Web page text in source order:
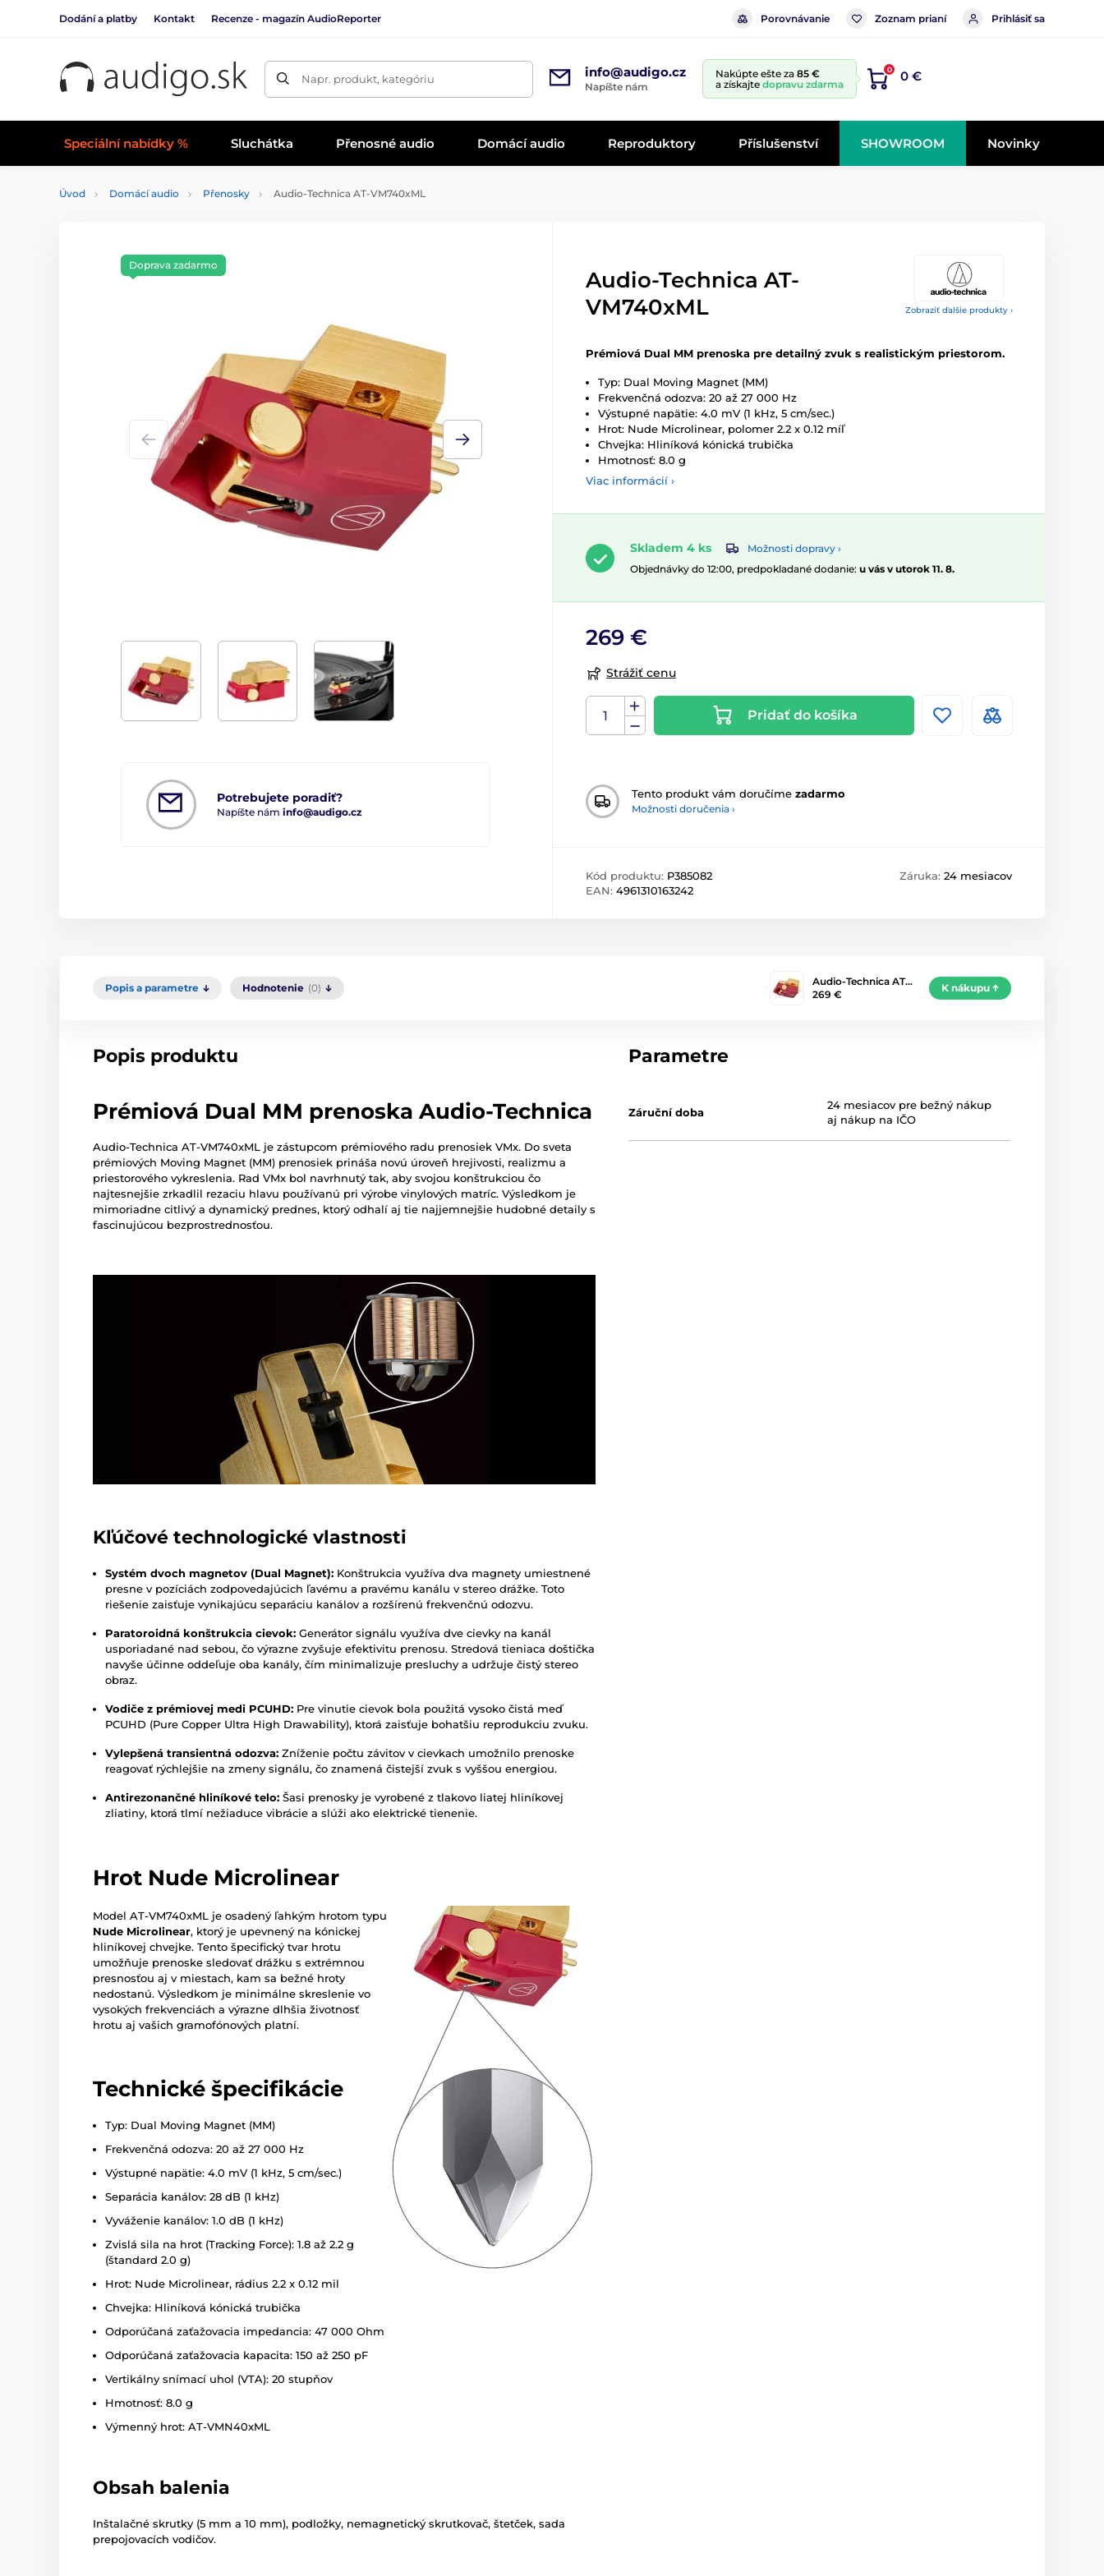
Dodání a platby Kontakt Recenze - magazín AudioReporter Porovnávanie Zoznam prianí Prihlásiť sa
Napr. produkt, kategóriu info@audigo.cz
Napíšte nám
Nakúpte ešte za 85 €
a získajte dopravu zdarma
0 0 €
Speciální nabídky % Sluchátka Přenosné audio Domácí audio Reproduktory Příslušenství SHOWROOM Novinky
Úvod Domácí audio Přenosky Audio-Technica AT-VM740xML
Zobraziť ďalšie produkty ›
Potrebujete poradiť?
Napíšte nám info@audigo.cz
Doprava zadarmo
Audio-Technica AT-
VM740xML
Prémiová Dual MM prenoska pre detailný zvuk s realistickým priestorom.
Typ: Dual Moving Magnet (MM)
Frekvenčná odozva: 20 až 27 000 Hz
Výstupné napätie: 4.0 mV (1 kHz, 5 cm/sec.)
Hrot: Nude Microlinear, polomer 2.2 x 0.12 míľ
Chvejka: Hliníková kónická trubička
Hmotnosť: 8.0 g
Viac informácií ›
Skladem 4 ks
Možnosti dopravy ›
Objednávky do 12:00, predpokladané dodanie: u vás v utorok 11. 8.
269 €
Strážiť cenu
Pridať do košíka
Tento produkt vám doručíme zadarmo
Možnosti doručenia ›
Kód produktu: P385082
EAN: 4961310163242
Záruka: 24 mesiacov
Popis a parametre Hodnotenie (0)
Audio-Technica AT…
269 €
K nákupu
Popis produktu
Prémiová Dual MM prenoska Audio-Technica
Audio-Technica AT-VM740xML je zástupcom prémiového radu prenosiek VMx. Do sveta
prémiových Moving Magnet (MM) prenosiek prináša novú úroveň hrejivosti, realizmu a
priestorového vykreslenia. Rad VMx bol navrhnutý tak, aby svojou konštrukciou čo
najtesnejšie zrkadlil rezaciu hlavu používanú pri výrobe vinylových matríc. Výsledkom je
mimoriadne citlivý a dynamický prednes, ktorý odhalí aj tie najjemnejšie hudobné detaily s
fascinujúcou bezprostrednosťou.
Kľúčové technologické vlastnosti
Systém dvoch magnetov (Dual Magnet): Konštrukcia využíva dva magnety umiestnené
presne v pozíciách zodpovedajúcich ľavému a pravému kanálu v stereo drážke. Toto
riešenie zaisťuje vynikajúcu separáciu kanálov a rozšírenú frekvenčnú odozvu.
Paratoroidná konštrukcia cievok: Generátor signálu využíva dve cievky na kanál
usporiadané nad sebou, čo výrazne zvyšuje efektivitu prenosu. Stredová tieniaca doštička
navyše účinne oddeľuje oba kanály, čím minimalizuje presluchy a udržuje čistý stereo
obraz.
Vodiče z prémiovej medi PCUHD: Pre vinutie cievok bola použitá vysoko čistá meď
PCUHD (Pure Copper Ultra High Drawability), ktorá zaisťuje bohatšiu reprodukciu zvuku.
Vylepšená transientná odozva: Zníženie počtu závitov v cievkach umožnilo prenoske
reagovať rýchlejšie na zmeny signálu, čo znamená čistejší zvuk s vyššou energiou.
Antirezonančné hliníkové telo: Šasi prenosky je vyrobené z tlakovo liatej hliníkovej
zliatiny, ktorá tlmí nežiaduce vibrácie a slúži ako elektrické tienenie.
Hrot Nude Microlinear
Model AT-VM740xML je osadený ľahkým hrotom typu
Nude Microlinear, ktorý je upevnený na kónickej
hliníkovej chvejke. Tento špecifický tvar hrotu
umožňuje prenoske sledovať drážku s extrémnou
presnosťou aj v miestach, kam sa bežné hroty
nedostanú. Výsledkom je minimálne skreslenie vo
vysokých frekvenciách a výrazne dlhšia životnosť
hrotu aj vašich gramofónových platní.
Technické špecifikácie
Typ: Dual Moving Magnet (MM)
Frekvenčná odozva: 20 až 27 000 Hz
Výstupné napätie: 4.0 mV (1 kHz, 5 cm/sec.)
Separácia kanálov: 28 dB (1 kHz)
Vyváženie kanálov: 1.0 dB (1 kHz)
Zvislá sila na hrot (Tracking Force): 1.8 až 2.2 g
(štandard 2.0 g)
Hrot: Nude Microlinear, rádius 2.2 x 0.12 mil
Chvejka: Hliníková kónická trubička
Odporúčaná zaťažovacia impedancia: 47 000 Ohm
Odporúčaná zaťažovacia kapacita: 150 až 250 pF
Vertikálny snímací uhol (VTA): 20 stupňov
Hmotnosť: 8.0 g
Výmenný hrot: AT-VMN40xML
Obsah balenia
Inštalačné skrutky (5 mm a 10 mm), podložky, nemagnetický skrutkovač, štetček, sada
prepojovacích vodičov.
Parametre
Záruční doba
24 mesiacov pre bežný nákup
aj nákup na IČO